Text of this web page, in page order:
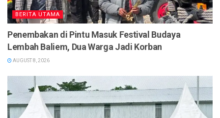
BERITA UTAMA
Penembakan di Pintu Masuk Festival Budaya
Lembah Baliem, Dua Warga Jadi Korban
AUGUST 8, 2026